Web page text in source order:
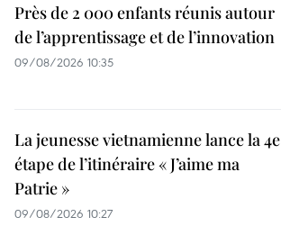
Près de 2 000 enfants réunis autour
de l’apprentissage et de l’innovation
09/08/2026 10:35
La jeunesse vietnamienne lance la 4e
étape de l’itinéraire « J’aime ma
Patrie »
09/08/2026 10:27